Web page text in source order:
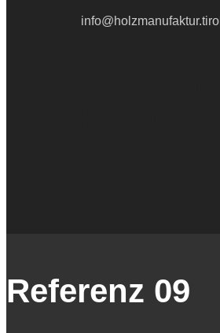
info@holzmanufaktur.tirol
Referenz 09